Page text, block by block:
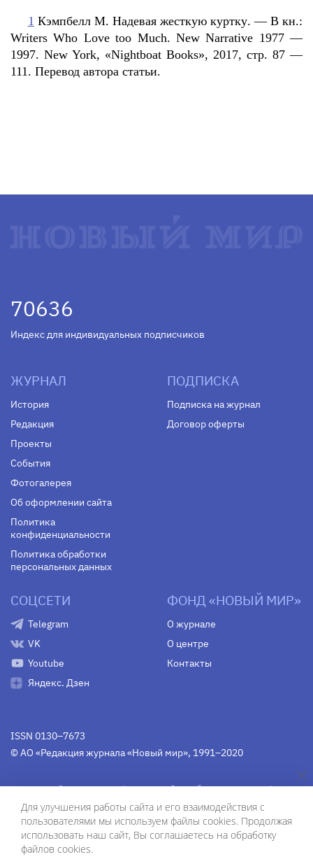
1 Кэмпбелл М. Надевая жесткую куртку. — В кн.:
Writers Who Love too Much. New Narrative 1977 —
1997. New York, «Nightboat Books», 2017, стр. 87 —
111. Перевод автора статьи.
70636
Индекс для индивидуальных подписчиков
ЖУРНАЛ
История
Редакция
Проекты
События
Фотогалерея
Об оформлении сайта
Политика
конфиденциальности
Политика обработки
персональных данных
ПОДПИСКА
Подписка на журнал
Договор оферты
СОЦСЕТИ
Telegram
VK
Youtube
Яндекс. Дзен
ФОНД «НОВЫЙ МИР»
О журнале
О центре
Контакты
ISSN 0130–7673
© АО «Редакция журнала «Новый мир», 1991–2020
Свидетельство Федеральной службы по надзору в сфере
связи, информационных технологий и массовых
коммуникаций средства массовой информации
(Роскомнадзор)ПИ № Фс 77-75754 от 13 июня 2019 г.
Для улучшения работы сайта и его взаимодействия с
пользователями мы используем файлы cookies. Продолжая
использовать наш сайт, Вы соглашаетесь на обработку
файлов cookies.